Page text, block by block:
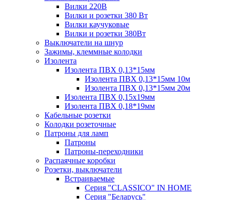
Вилки 220В
Вилки и розетки 380 Вт
Вилки каучуковые
Вилки и розетки 380Вт
Выключатели на шнур
Зажимы, клеммные колодки
Изолента
Изолента ПВХ 0,13*15мм
Изолента ПВХ 0,13*15мм 10м
Изолента ПВХ 0,13*15мм 20м
Изолента ПВХ 0,15х19мм
Изолента ПВХ 0,18*19мм
Кабельные розетки
Колодки розеточные
Патроны для ламп
Патроны
Патроны-переходники
Распаячные коробки
Розетки, выключатели
Встраиваемые
Серия "CLASSICO" IN HOME
Серия "Беларусь"